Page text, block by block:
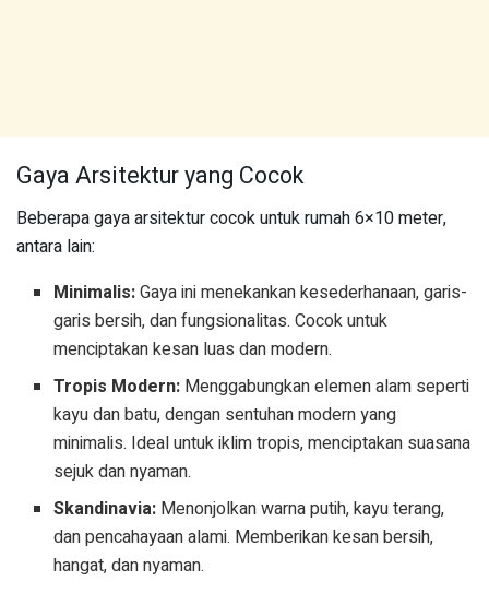
Gaya Arsitektur yang Cocok
Beberapa gaya arsitektur cocok untuk rumah 6×10 meter,
antara lain:
Minimalis:Gaya ini menekankan kesederhanaan, garis-
garis bersih, dan fungsionalitas. Cocok untuk
menciptakan kesan luas dan modern.
Tropis Modern: Menggabungkan elemen alam seperti
kayu dan batu, dengan sentuhan modern yang
minimalis. Ideal untuk iklim tropis, menciptakan suasana
sejuk dan nyaman.
Skandinavia: Menonjolkan warna putih, kayu terang,
dan pencahayaan alami. Memberikan kesan bersih,
hangat, dan nyaman.